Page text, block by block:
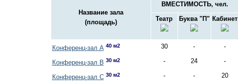
Название зала
(площадь)
ВМЕСТИМОСТЬ, чел.
Театр
Буква "П" Кабинет
Конференц-зал А 40 м2 30 - -
Конференц-зал В 30 м2 - 24 -
Конференц-зал С 30 м2 - - 20